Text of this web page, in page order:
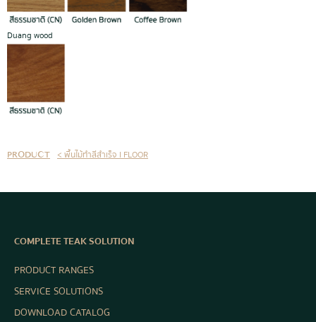
Duang wood
PRODUCT < พื้นไม้ทำสีสำเร็จ I FLOOR
COMPLETE TEAK SOLUTION
PRODUCT RANGES
SERVICE SOLUTIONS
DOWNLOAD CATALOG